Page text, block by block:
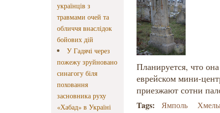
українців з
травмами очей та
обличчя внаслідок
бойових дій
У Гадячі через
пожежу зруйновано
синагогу біля
поховання
засновника руху
«Хабад» в Україні
Планируется, что
еврейском мини-
приезжают сотни
Tags: Ямполь